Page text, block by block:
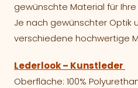
gewünschte Material für
Je nach gewünschter Optik
verschiedene hochwertige
Lederlook – Kunstleder
Oberfläche: 100%